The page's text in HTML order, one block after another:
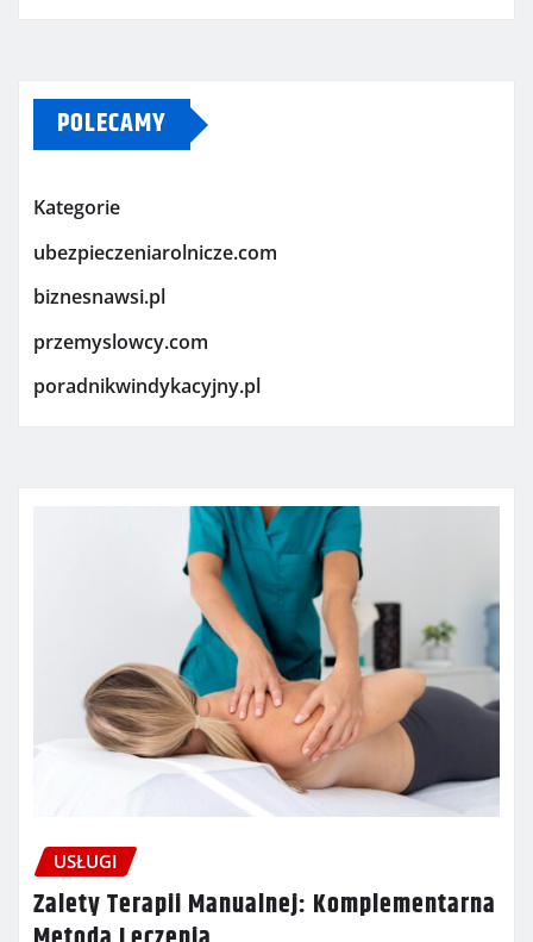
POLECAMY
Kategorie
ubezpieczeniarolnicze.com
biznesnawsi.pl
przemyslowcy.com
poradnikwindykacyjny.pl
USŁUGI
Zalety Terapii Manualnej: Komplementarna